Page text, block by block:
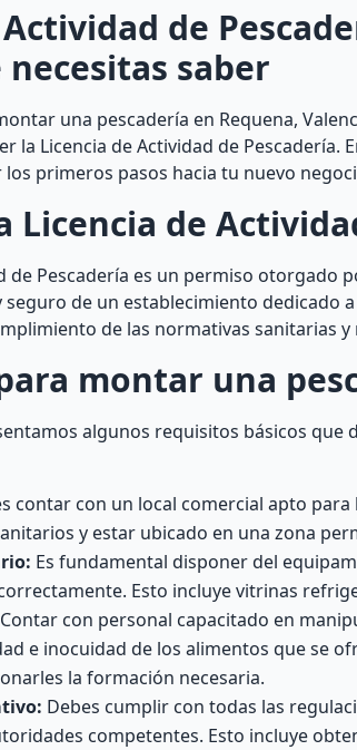
de
saber
una pescadería en Requena,
la Licencia de Actividad de
primeros pasos hacia tu nuevo
Licencia de
de Pescadería es un permiso
de un establecimiento dedicado
de las normativas sanitarias
montar una
algunos requisitos básicos
contar con un local comercial apto
y estar ubicado en una zona
Es fundamental disponer del
Esto incluye vitrinas
Contar con personal capacitado en
e inocuidad de los alimentos que se
la formación necesaria.
Debes cumplir con todas las
competentes. Esto incluye